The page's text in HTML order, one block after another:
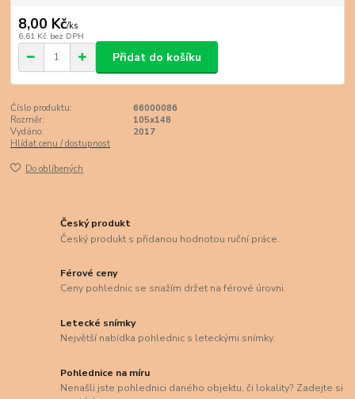
8,00 Kč/ks
6,61 Kč bez DPH
Přidat do košíku
Číslo produktu:
66000086
Rozměr:
105x148
Vydáno:
2017
Hlídat cenu / dostupnost
Do oblíbených
Český produkt
Český produkt s přidanou hodnotou ruční práce.
Férové ceny
Ceny pohlednic se snažím držet na férové úrovni.
Letecké snímky
Největší nabídka pohlednic s leteckými snímky.
Pohlednice na míru
Nenašli jste pohlednici daného objektu, či lokality? Zadejte si